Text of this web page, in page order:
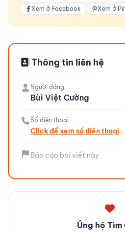
Xem ở Facebook
Xem ở
Thông tin liên hệ
Người đăng
Bùi Việt Cường
Số điện thoại
Click để xem số điện thoại
Báo cáo bài viết này
Ủng hộ Tìm